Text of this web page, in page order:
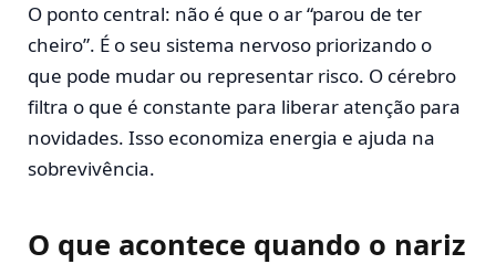
O ponto central: não é que o ar “parou de ter
cheiro”. É o seu sistema nervoso priorizando o
que pode mudar ou representar risco. O cérebro
filtra o que é constante para liberar atenção para
novidades. Isso economiza energia e ajuda na
sobrevivência.
O que acontece quando o nariz